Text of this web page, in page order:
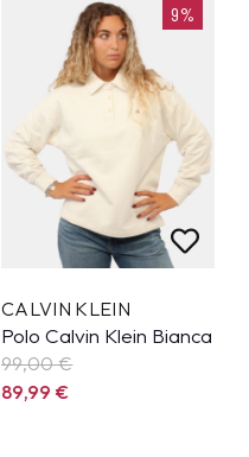
9%
CALVIN KLEIN
Polo Calvin Klein Bianca
99,00 €
89,99€